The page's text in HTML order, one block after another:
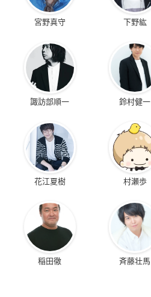
宮野真守 下野紘
諏訪部順一 鈴村健一
花江夏樹 村瀬歩
稲田徹 斉藤壮馬